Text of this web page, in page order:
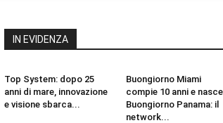
IN EVIDENZA
Top System: dopo 25
anni di mare, innovazione
e visione sbarca...
Buongiorno Miami
compie 10 anni e nasce
Buongiorno Panama: il
network...